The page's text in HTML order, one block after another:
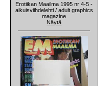
Erotiikan Maailma 1995 nr 4-5 -
aikuisviihdelehti / adult graphics
magazine
Näytä